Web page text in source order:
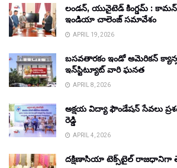
లండన్, యునైటెడ్ కింగ్డమ్ :
ఇండియా చాలెంజ్ సమావేశం
APRIL 19, 2026
బసవతారకం ఇండో అమెరికన్
ఇన్‌స్టిట్యూట్ వారి ఘనత
APRIL 8, 2026
అక్షయ విద్యా ఫౌండేషన్ సేవలు
రెడ్డి
APRIL 4, 2026
దక్షిణాసియా టెక్స్‌టైల్ రాజధానిగా